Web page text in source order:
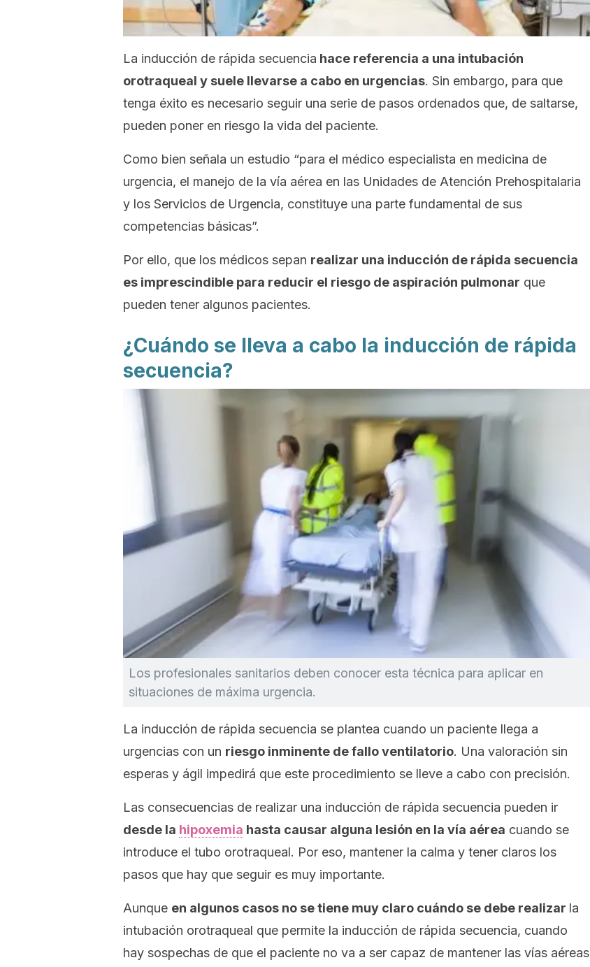
La inducción de rápida secuencia hace referencia a una intubación
orotraqueal y suele llevarse a cabo en urgencias. Sin embargo, para que
tenga éxito es necesario seguir una serie de pasos ordenados que, de saltarse,
pueden poner en riesgo la vida del paciente.
Como bien señala un estudio “para el médico especialista en medicina de
urgencia, el manejo de la vía aérea en las Unidades de Atención Prehospitalaria
y los Servicios de Urgencia, constituye una parte fundamental de sus
competencias básicas”.
Por ello, que los médicos sepan realizar una inducción de rápida secuencia
es imprescindible para reducir el riesgo de aspiración pulmonar que
pueden tener algunos pacientes.
¿Cuándo se lleva a cabo la inducción de rápida
secuencia?
Los profesionales sanitarios deben conocer esta técnica para aplicar en
situaciones de máxima urgencia.
La inducción de rápida secuencia se plantea cuando un paciente llega a
urgencias con un riesgo inminente de fallo ventilatorio. Una valoración sin
esperas y ágil impedirá que este procedimiento se lleve a cabo con precisión.
Las consecuencias de realizar una inducción de rápida secuencia pueden ir
desde la hipoxemia hasta causar alguna lesión en la vía aérea cuando se
introduce el tubo orotraqueal. Por eso, mantener la calma y tener claros los
pasos que hay que seguir es muy importante.
Aunque en algunos casos no se tiene muy claro cuándo se debe realizar la
intubación orotraqueal que permite la inducción de rápida secuencia, cuando
hay sospechas de que el paciente no va a ser capaz de mantener las vías aéreas